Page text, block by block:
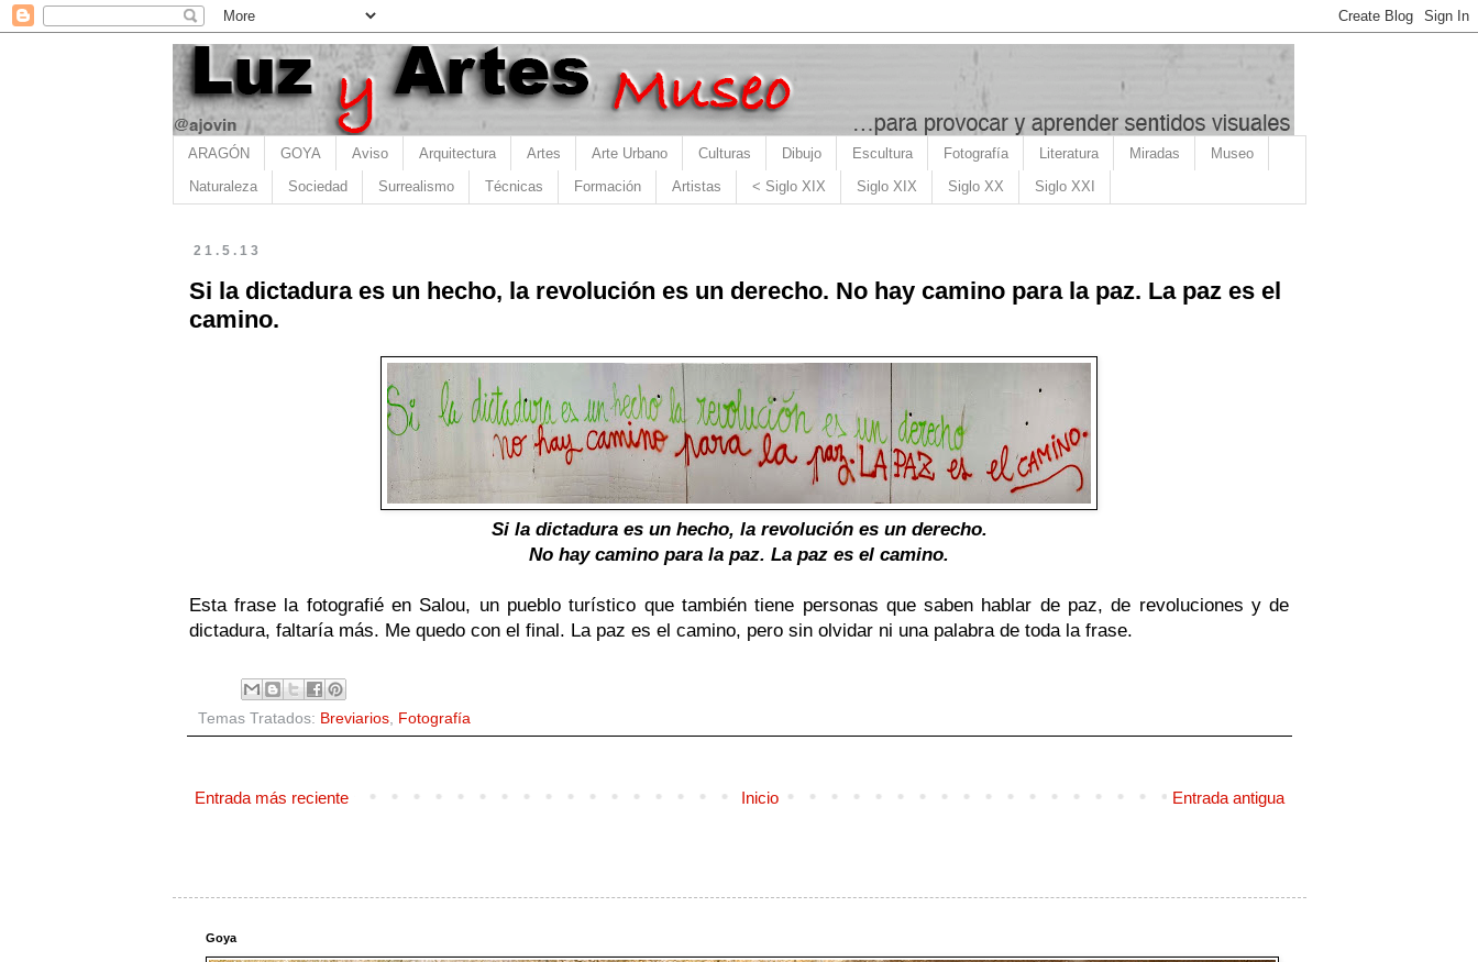
ARAGÓN GOYA Aviso Arquitectura Artes Arte Urbano Culturas Dibujo Escultura Fotografía Literatura Miradas Museo
Naturaleza Sociedad Surrealismo Técnicas Formación Artistas < Siglo XIX Siglo XIX Siglo XX Siglo XXI
21.5.13
Si la dictadura es un hecho, la revolución es un derecho. No hay camino para la paz. La paz es el
camino.
Si la dictadura es un hecho, la revolución es un derecho.
No hay camino para la paz. La paz es el camino.
Esta frase la fotografié en Salou, un pueblo turístico que también tiene personas que saben hablar de paz, de revoluciones y de
dictadura, faltaría más. Me quedo con el final. La paz es el camino, pero sin olvidar ni una palabra de toda la frase.
Temas Tratados: Breviarios, Fotografía
Entrada más reciente Entrada antigua
Inicio
Goya